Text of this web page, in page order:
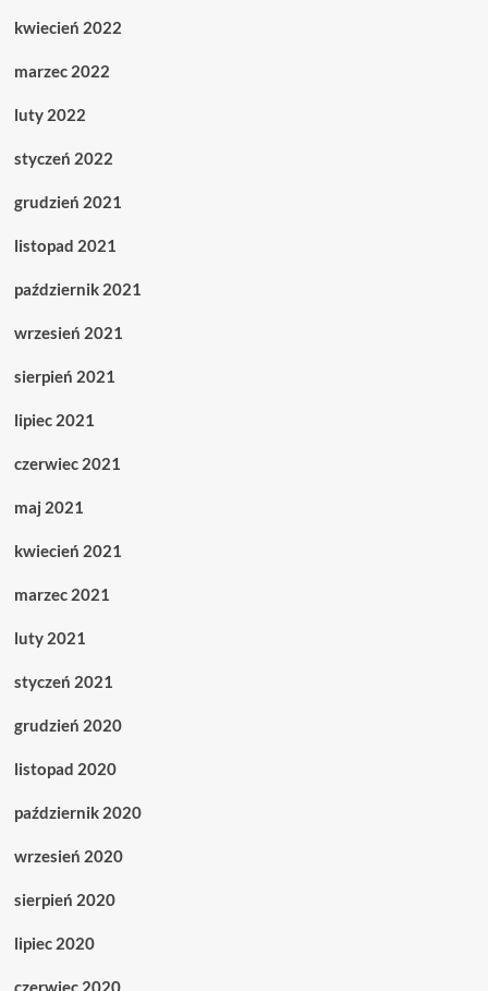
kwiecień 2022
marzec 2022
luty 2022
styczeń 2022
grudzień 2021
listopad 2021
październik 2021
wrzesień 2021
sierpień 2021
lipiec 2021
czerwiec 2021
maj 2021
kwiecień 2021
marzec 2021
luty 2021
styczeń 2021
grudzień 2020
listopad 2020
październik 2020
wrzesień 2020
sierpień 2020
lipiec 2020